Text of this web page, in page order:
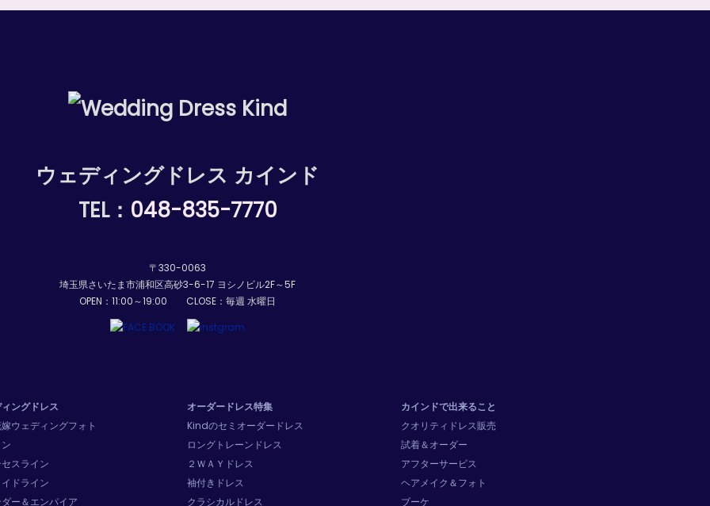
ウェディングドレス カインド
TEL： 048-835-7770
〒330-0063
埼玉県さいたま市浦和区高砂3-6-17 ヨシノビル2F～5F
OPEN：11:00～19:00 CLOSE：毎週 水曜日
ングドレス
ウェディングフォト
スライン
ドライン
ー＆エンパイア
オーダードレス特集
Kindのセミオーダードレス
ロングトレーンドレス
２ＷＡＹドレス
袖付きドレス
クラシカルドレス
カインドで出来ること
クオリティドレス販売
試着＆オーダー
アフターサービス
ヘアメイク＆フォト
ブーケ